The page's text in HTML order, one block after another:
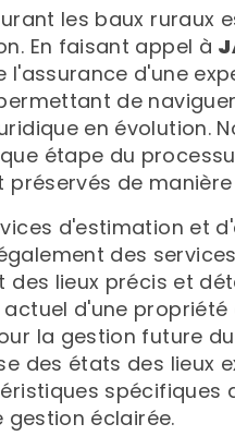
les baux ruraux
En faisant appel à
l'assurance d'une
de
en évolution.
étape du
préservés de
d'estimation et
des
des lieux précis et
d'une
la gestion future
des états des lieux
spécifiques
éclairée.